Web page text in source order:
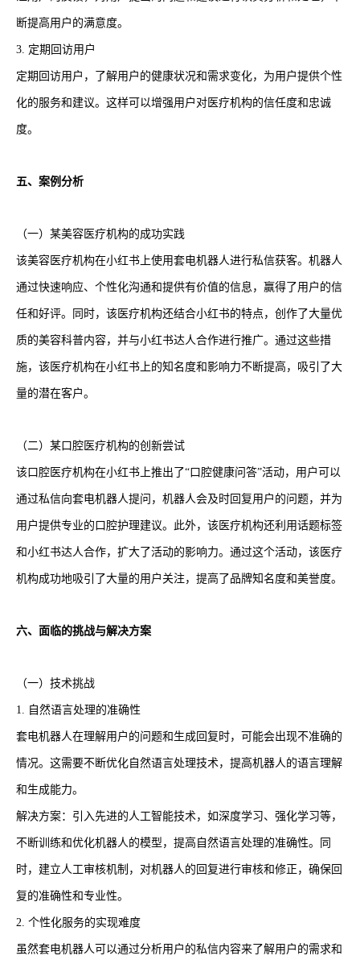
断提高用户的满意度。
3. 定期回访用户
定期回访用户，了解用户的健康状况和需求变化，为用户提供个性
化的服务和建议。这样可以增强用户对医疗机构的信任度和忠诚
度。
五、案例分析
（一）某美容医疗机构的成功实践
该美容医疗机构在小红书上使用套电机器人进行私信获客。机器人
通过快速响应、个性化沟通和提供有价值的信息，赢得了用户的信
任和好评。同时，该医疗机构还结合小红书的特点，创作了大量优
质的美容科普内容，并与小红书达人合作进行推广。通过这些措
施，该医疗机构在小红书上的知名度和影响力不断提高，吸引了大
量的潜在客户。
（二）某口腔医疗机构的创新尝试
该口腔医疗机构在小红书上推出了“口腔健康问答”活动，用户可以
通过私信向套电机器人提问，机器人会及时回复用户的问题，并为
用户提供专业的口腔护理建议。此外，该医疗机构还利用话题标签
和小红书达人合作，扩大了活动的影响力。通过这个活动，该医疗
机构成功地吸引了大量的用户关注，提高了品牌知名度和美誉度。
六、面临的挑战与解决方案
（一）技术挑战
1. 自然语言处理的准确性
套电机器人在理解用户的问题和生成回复时，可能会出现不准确的
情况。这需要不断优化自然语言处理技术，提高机器人的语言理解
和生成能力。
解决方案：引入先进的人工智能技术，如深度学习、强化学习等，
不断训练和优化机器人的模型，提高自然语言处理的准确性。同
时，建立人工审核机制，对机器人的回复进行审核和修正，确保回
复的准确性和专业性。
2. 个性化服务的实现难度
虽然套电机器人可以通过分析用户的私信内容来了解用户的需求和